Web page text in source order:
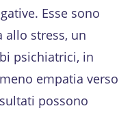
Esse sono
allo stress, un
psichiatrici, in
empatia verso
possono